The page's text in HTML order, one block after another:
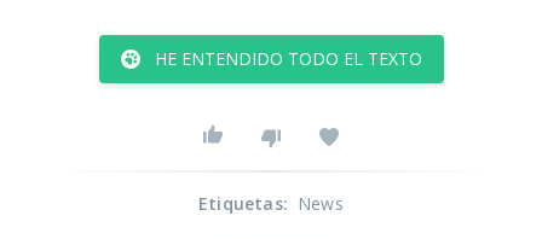
HE ENTENDIDO TODO EL TEXTO
Etiquetas: News